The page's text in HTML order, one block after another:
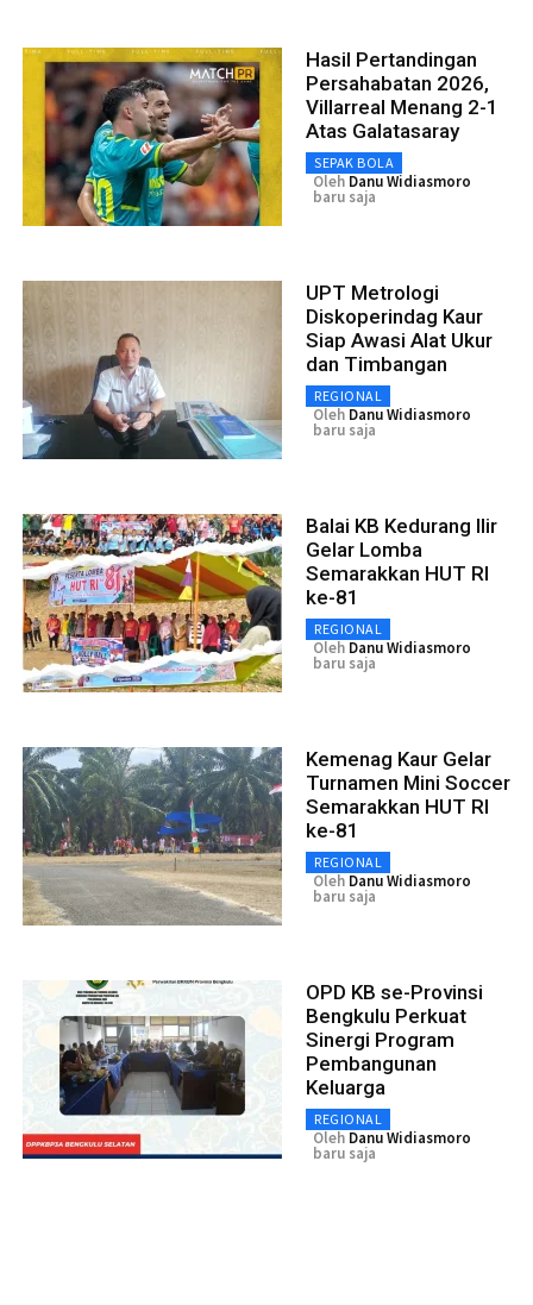
Hasil Pertandingan
Persahabatan 2026,
Villarreal Menang 2-1
Atas Galatasaray
SEPAK BOLA
Oleh Danu Widiasmoro
baru saja
UPT Metrologi
Diskoperindag Kaur
Siap Awasi Alat Ukur
dan Timbangan
REGIONAL
Oleh Danu Widiasmoro
baru saja
Balai KB Kedurang Ilir
Gelar Lomba
Semarakkan HUT RI
ke-81
REGIONAL
Oleh Danu Widiasmoro
baru saja
Kemenag Kaur Gelar
Turnamen Mini Soccer
Semarakkan HUT RI
ke-81
REGIONAL
Oleh Danu Widiasmoro
baru saja
OPD KB se-Provinsi
Bengkulu Perkuat
Sinergi Program
Pembangunan
Keluarga
REGIONAL
Oleh Danu Widiasmoro
baru saja